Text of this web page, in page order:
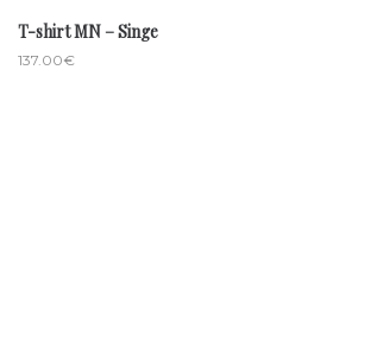
T-shirt MN – Singe
137.00€